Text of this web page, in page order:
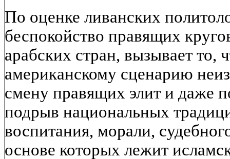
По оценке ливанских
беспокойство правящих
арабских стран, вызывает то,
американскому сценарию
смену правящих элит и даже
подрыв национальных
воспитания, морали,
основе которых лежит